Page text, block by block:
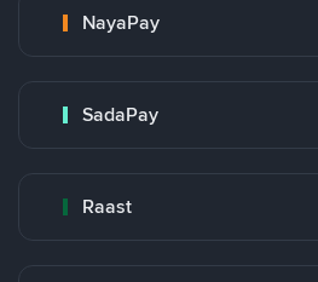
NayaPay
SadaPay
Raast